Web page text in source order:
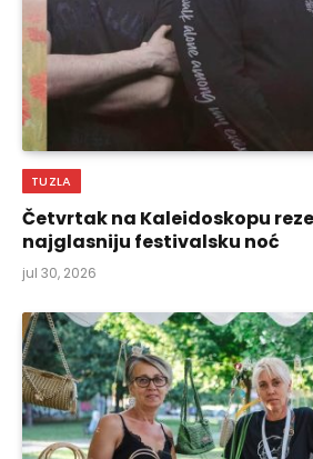
TUZLA
Četvrtak na Kaleidoskopu
najglasniju festivalsku noć
jul 30, 2026